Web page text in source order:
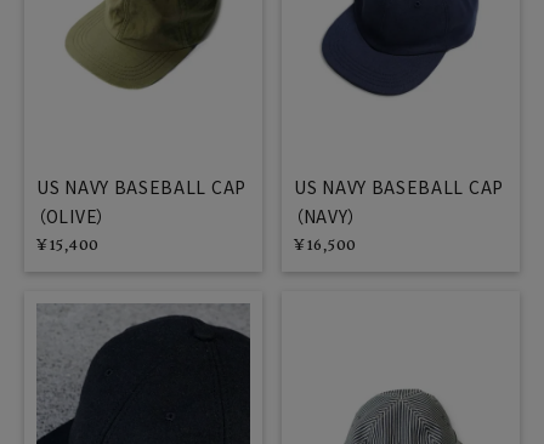
US NAVY BASEBALL CAP
（OLIVE）
¥15,400
US NAVY BASEBALL CAP
（NAVY）
¥16,500